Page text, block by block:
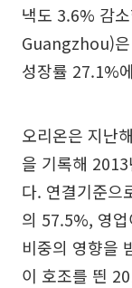
낵도 3.6% 감
Guangzhou)
성장률 27.1%
오리온은 지난
을 기록해
다. 연결기준으
의 57.5%, 영
비중의 영향을
이 호조를 띈